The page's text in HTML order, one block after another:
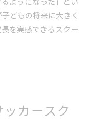
どもの将来に大きく
を実感できるスクー
カースク